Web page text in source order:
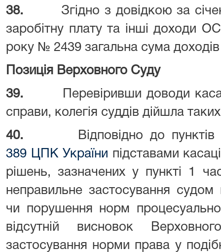
38. Згідно з довідкою за
заробітну плату та інші доходи
року № 2439 загальна сума
Позиція Верховного Суду
39.
Перевіривши доводи
справи, колегія суддів дійшла
40.
Відповідно до
389 ЦПК України підставами
рішень, зазначених у пункті 1
неправильне застосування
чи порушення норм
відсутній висновок
застосування норми права у